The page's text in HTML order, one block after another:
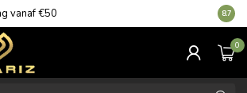
vanaf €50 8.7
0